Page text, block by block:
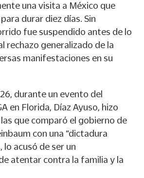
una visita a México que
durar diez días. Sin
fue suspendido antes de lo
rechazo generalizado de la
manifestaciones en su
durante un evento del
en Florida, Díaz Ayuso, hizo
que comparó el gobierno de
con una “dictadura
lo acusó de ser un
atentar contra la familia y la